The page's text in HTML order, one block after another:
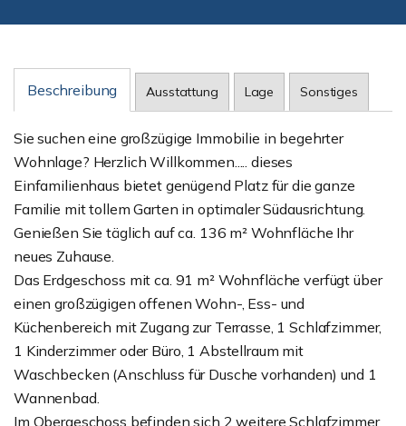
Beschreibung Ausstattung Lage Sonstiges
Sie suchen eine großzügige Immobilie in begehrter
Wohnlage? Herzlich Willkommen..... dieses
Einfamilienhaus bietet genügend Platz für die ganze
Familie mit tollem Garten in optimaler Südausrichtung.
Genießen Sie täglich auf ca. 136 m² Wohnfläche Ihr
neues Zuhause.
Das Erdgeschoss mit ca. 91 m² Wohnfläche verfügt über
einen großzügigen offenen Wohn-, Ess- und
Küchenbereich mit Zugang zur Terrasse, 1 Schlafzimmer,
1 Kinderzimmer oder Büro, 1 Abstellraum mit
Waschbecken (Anschluss für Dusche vorhanden) und 1
Wannenbad.
Im Obergeschoss befinden sich 2 weitere Schlafzimmer